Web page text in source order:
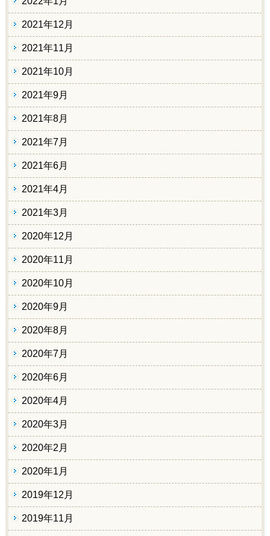
2021年12月
2021年11月
2021年10月
2021年9月
2021年8月
2021年7月
2021年6月
2021年4月
2021年3月
2020年12月
2020年11月
2020年10月
2020年9月
2020年8月
2020年7月
2020年6月
2020年4月
2020年3月
2020年2月
2020年1月
2019年12月
2019年11月